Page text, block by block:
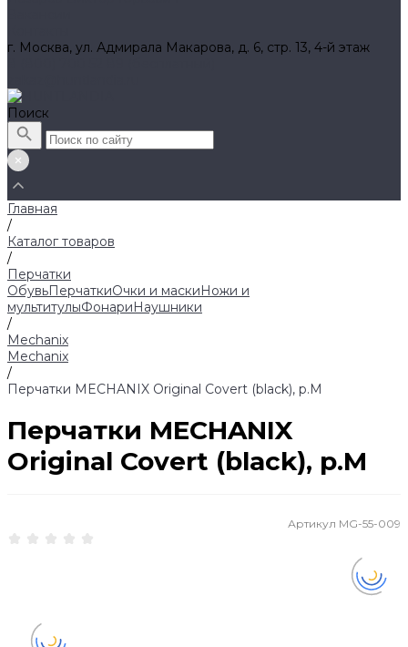
г. Москва, ул. Адмирала Макарова, д. 6, стр. 13, 4-й этаж
Поиск
Главная
/
Каталог товаров
/
Перчатки
ОбувьПерчаткиОчки и маскиНожи и
мультитулыФонариНаушники
/
Mechanix
Mechanix
/
Перчатки MECHANIX Original Covert (black), р.M
Перчатки MECHANIX
Original Covert (black), р.M
Артикул MG-55-009